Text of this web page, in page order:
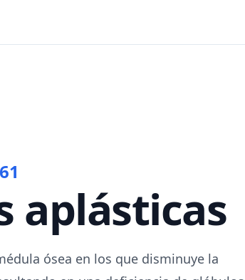
aplásticas
ósea en los que disminuye la